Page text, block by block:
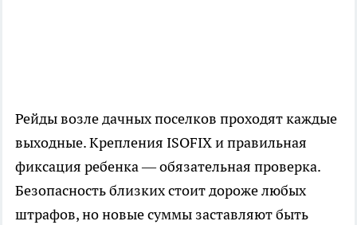
Рейды возле дачных поселков проходят каждые
выходные. Крепления ISOFIX и правильная
фиксация ребенка — обязательная проверка.
Безопасность близких стоит дороже любых
штрафов, но новые суммы заставляют быть